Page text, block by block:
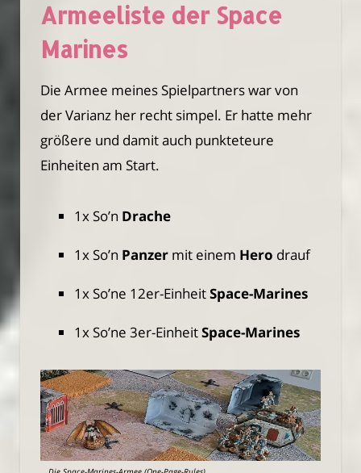
Armeeliste der Space
Marines
Die Armee meines Spielpartners war von
der Varianz her recht simpel. Er hatte mehr
größere und damit auch punkteteure
Einheiten am Start.
1x So’n Drache
1x So’n Panzer mit einem Hero drauf
1x So’ne 12er-EinheitSpace-Marines
1x So’ne 3er-EinheitSpace-Marines